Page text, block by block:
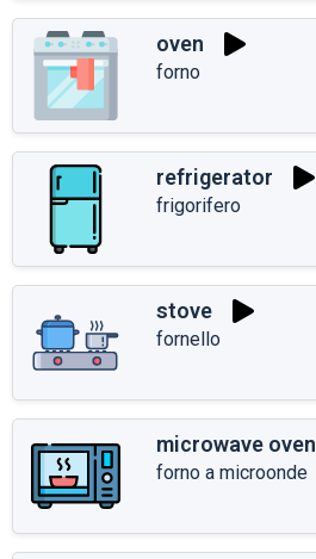
oven
forno
refrigerator
frigorifero
stove
fornello
microwave oven
forno a microonde